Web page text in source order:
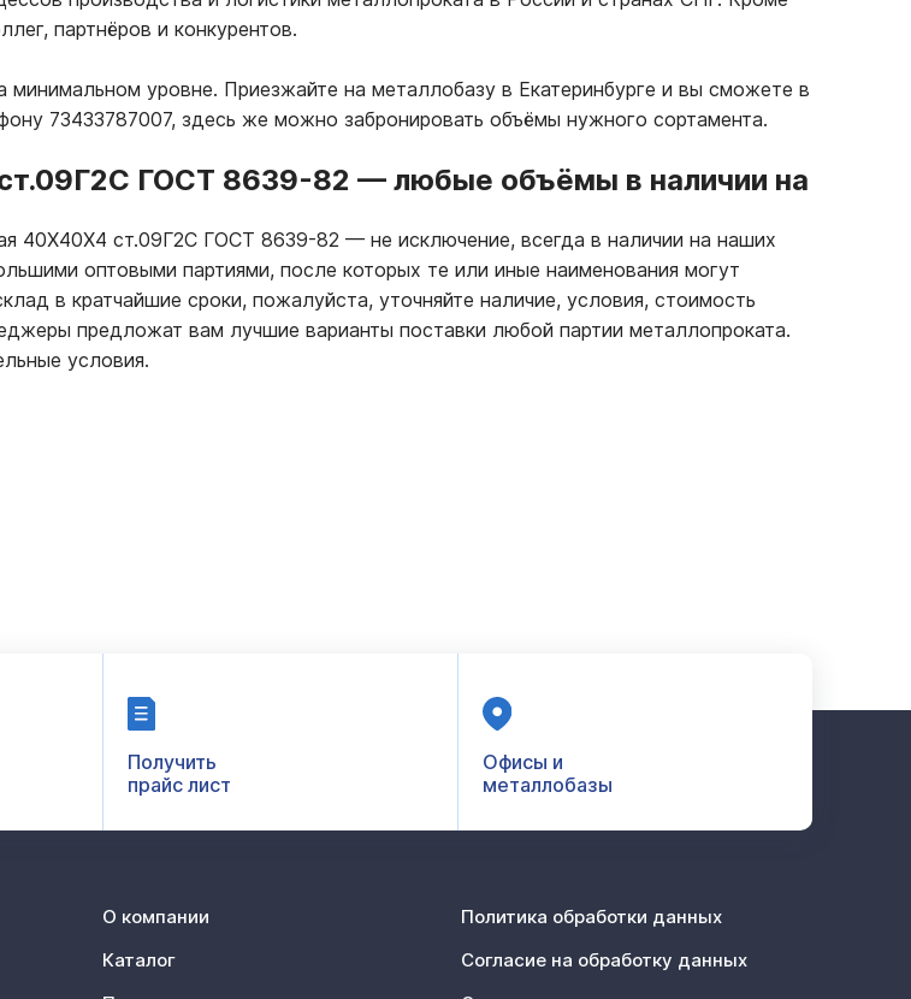
партнёров и конкурентов.
уровне. Приезжайте на металлобазу в Екатеринбурге и вы сможете в
73433787007, здесь же можно забронировать объёмы нужного сортамента.
ГОСТ 8639-82 — любые объёмы в наличии на
40Х40Х4 ст.09Г2С ГОСТ 8639-82 — не исключение, всегда в наличии на наших
оптовыми партиями, после которых те или иные наименования могут
в кратчайшие сроки, пожалуйста, уточняйте наличие, условия, стоимость
предложат вам лучшие варианты поставки любой партии металлопроката.
условия.
Получить
прайс лист
Офисы и
металлобазы
О компании
Каталог
Политика обработки данных
Согласие на обработку данных